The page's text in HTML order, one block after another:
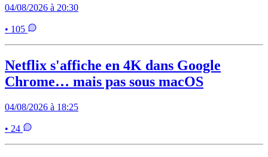
04/08/2026 à 20:30
• 105
Netflix s'affiche en 4K dans Google
Chrome… mais pas sous macOS
04/08/2026 à 18:25
• 24